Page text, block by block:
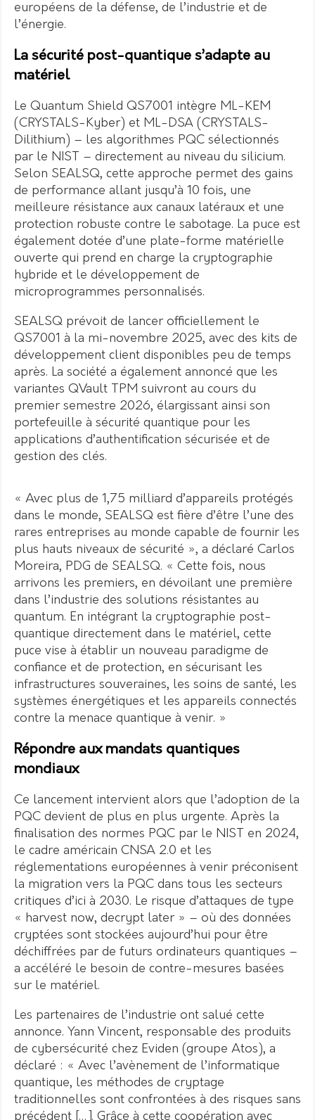
européens de la défense, de l’industrie et de
l’énergie.
La sécurité post-quantique s’adapte au
matériel
Le Quantum Shield QS7001 intègre ML-KEM
(CRYSTALS-Kyber) et ML-DSA (CRYSTALS-
Dilithium) – les algorithmes PQC sélectionnés
par le NIST – directement au niveau du silicium.
Selon SEALSQ, cette approche permet des gains
de performance allant jusqu’à 10 fois, une
meilleure résistance aux canaux latéraux et une
protection robuste contre le sabotage. La puce est
également dotée d’une plate-forme matérielle
ouverte qui prend en charge la cryptographie
hybride et le développement de
microprogrammes personnalisés.
SEALSQ prévoit de lancer officiellement le
QS7001 à la mi-novembre 2025, avec des kits de
développement client disponibles peu de temps
après. La société a également annoncé que les
variantes QVault TPM suivront au cours du
premier semestre 2026, élargissant ainsi son
portefeuille à sécurité quantique pour les
applications d’authentification sécurisée et de
gestion des clés.
« Avec plus de 1,75 milliard d’appareils protégés
dans le monde, SEALSQ est fière d’être l’une des
rares entreprises au monde capable de fournir les
plus hauts niveaux de sécurité », a déclaré Carlos
Moreira, PDG de SEALSQ. « Cette fois, nous
arrivons les premiers, en dévoilant une première
dans l’industrie des solutions résistantes au
quantum. En intégrant la cryptographie post-
quantique directement dans le matériel, cette
puce vise à établir un nouveau paradigme de
confiance et de protection, en sécurisant les
infrastructures souveraines, les soins de santé, les
systèmes énergétiques et les appareils connectés
contre la menace quantique à venir. »
Répondre aux mandats quantiques
mondiaux
Ce lancement intervient alors que l’adoption de la
PQC devient de plus en plus urgente. Après la
finalisation des normes PQC par le NIST en 2024,
le cadre américain CNSA 2.0 et les
réglementations européennes à venir préconisent
la migration vers la PQC dans tous les secteurs
critiques d’ici à 2030. Le risque d’attaques de type
« harvest now, decrypt later » – où des données
cryptées sont stockées aujourd’hui pour être
déchiffrées par de futurs ordinateurs quantiques –
a accéléré le besoin de contre-mesures basées
sur le matériel.
Les partenaires de l’industrie ont salué cette
annonce. Yann Vincent, responsable des produits
de cybersécurité chez Eviden (groupe Atos), a
déclaré : « Avec l’avènement de l’informatique
quantique, les méthodes de cryptage
traditionnelles sont confrontées à des risques sans
précédent […]. Grâce à cette coopération avec